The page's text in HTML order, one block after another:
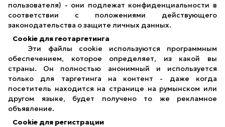
пользователя) - они подлежат конфиденциальности в
соответствии с положениями действующего
законодательства о защите личных данных.
Cookie для геотаргетинга
Эти файлы cookie используются программным
обеспечением, которое определяет, из какой вы
страны. Он полностью анонимный и используется
только для таргетинга на контент - даже когда
посетитель находится на странице на румынском или
другом языке, будет получено то же рекламное
объявление.
Cookie для регистрации